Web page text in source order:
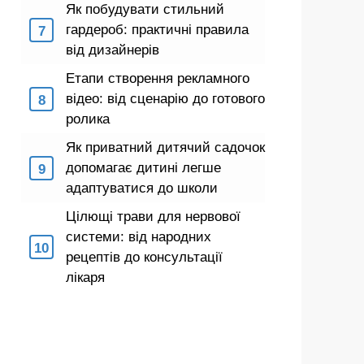
Як побудувати стильний
гардероб: практичні правила
від дизайнерів
Етапи створення рекламного
відео: від сценарію до готового
ролика
Як приватний дитячий садочок
допомагає дитині легше
адаптуватися до школи
Цілющі трави для нервової
системи: від народних
рецептів до консультації
лікаря